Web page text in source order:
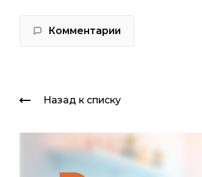
Комментарии
Назад к списку